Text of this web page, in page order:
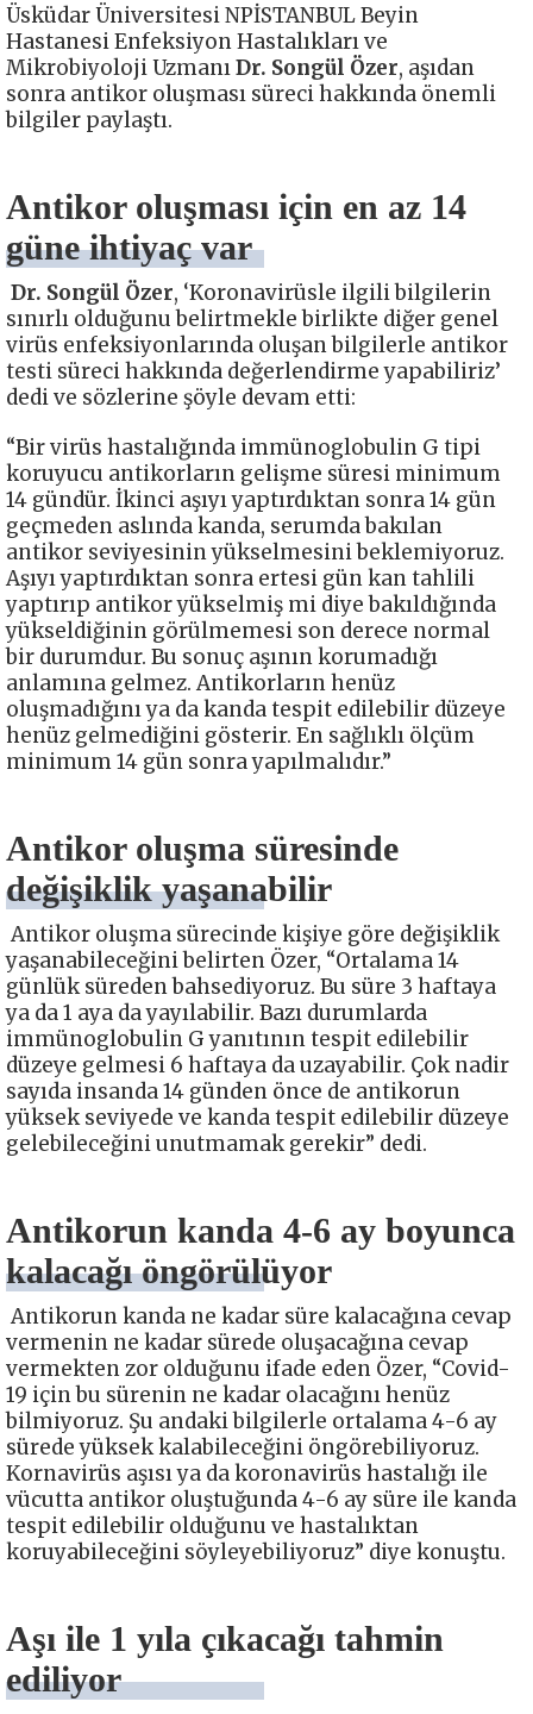
Üsküdar Üniversitesi NPİSTANBUL Beyin
Hastanesi Enfeksiyon Hastalıkları ve
Mikrobiyoloji UzmanıDr. Songül Özer, aşıdan
sonra antikor oluşması süreci hakkında önemli
bilgiler paylaştı.
Antikor oluşması için en az 14
güne ihtiyaç var
Dr. Songül Özer, ‘Koronavirüsle ilgili bilgilerin
sınırlı olduğunu belirtmekle birlikte diğer genel
virüs enfeksiyonlarında oluşan bilgilerle antikor
testi süreci hakkında değerlendirme yapabiliriz’
dedi ve sözlerine şöyle devam etti:
“Bir virüs hastalığında immünoglobulin G tipi
koruyucu antikorların gelişme süresi minimum
14 gündür. İkinci aşıyı yaptırdıktan sonra 14 gün
geçmeden aslında kanda, serumda bakılan
antikor seviyesinin yükselmesini beklemiyoruz.
Aşıyı yaptırdıktan sonra ertesi gün kan tahlili
yaptırıp antikor yükselmiş mi diye bakıldığında
yükseldiğinin görülmemesi son derece normal
bir durumdur. Bu sonuç aşının korumadığı
anlamına gelmez. Antikorların henüz
oluşmadığını ya da kanda tespit edilebilir düzeye
henüz gelmediğini gösterir. En sağlıklı ölçüm
minimum 14 gün sonra yapılmalıdır.”
Antikor oluşma süresinde
değişiklik yaşanabilir
Antikor oluşma sürecinde kişiye göre değişiklik
yaşanabileceğini belirten Özer, “Ortalama 14
günlük süreden bahsediyoruz. Bu süre 3 haftaya
ya da 1 aya da yayılabilir. Bazı durumlarda
immünoglobulin G yanıtının tespit edilebilir
düzeye gelmesi 6 haftaya da uzayabilir. Çok nadir
sayıda insanda 14 günden önce de antikorun
yüksek seviyede ve kanda tespit edilebilir düzeye
gelebileceğini unutmamak gerekir” dedi.
Antikorun kanda 4-6 ay boyunca
kalacağı öngörülüyor
Antikorun kanda ne kadar süre kalacağına cevap
vermenin ne kadar sürede oluşacağına cevap
vermekten zor olduğunu ifade eden Özer, “Covid-
19 için bu sürenin ne kadar olacağını henüz
bilmiyoruz. Şu andaki bilgilerle ortalama 4-6 ay
sürede yüksek kalabileceğini öngörebiliyoruz.
Kornavirüs aşısı ya da koronavirüs hastalığı ile
vücutta antikor oluştuğunda 4-6 ay süre ile kanda
tespit edilebilir olduğunu ve hastalıktan
koruyabileceğini söyleyebiliyoruz” diye konuştu.
Aşı ile 1 yıla çıkacağı tahmin
ediliyor